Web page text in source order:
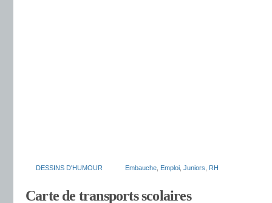
DESSINS D'HUMOUR Embauche Emploi Juniors RH
Carte de transports scolaires